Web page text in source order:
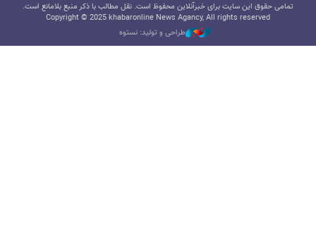
تمامی حقوق این سایت برای خبرآنلاین محفوظ است. نقل مطالب با ذکر منبع بلامانع است.
Copyright © 2025 khabaronline News Agancy, All rights reserved
طراحی و تولید: نستوه